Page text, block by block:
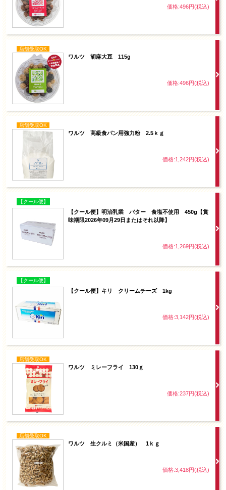
価格:496円(税込)
店舗受取OK
ワルツ 胡麻大豆 115g
価格:496円(税込)
店舗受取OK
ワルツ 高級食パン用強力粉 2.5ｋｇ
価格:1,242円(税込)
【クール便】
【クール便】明治乳業 バター 食塩不使用 450g【賞
味期限2026年09月29日またはそれ以降】
価格:1,269円(税込)
【クール便】
【クール便】キリ クリームチーズ 1kg
価格:3,142円(税込)
店舗受取OK
ワルツ ミレーフライ 130ｇ
価格:237円(税込)
店舗受取OK
ワルツ 生クルミ（米国産） 1ｋｇ
価格:3,418円(税込)